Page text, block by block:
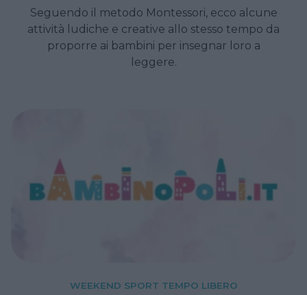
Seguendo il metodo Montessori, ecco alcune
attività ludiche e creative allo stesso tempo da
proporre ai bambini per insegnar loro a
leggere.
WEEKEND SPORT TEMPO LIBERO